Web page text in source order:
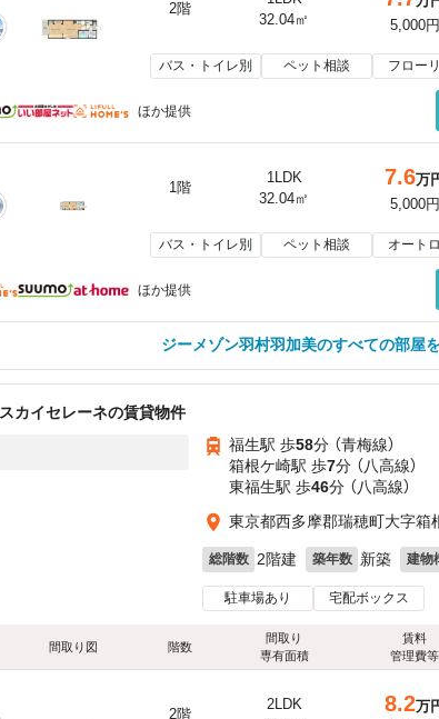
2階
32.04㎡
5,000円
バス・トイレ別 ペット相談 フロー
ほか提供
1階
1LDK
32.04㎡
7.6万
5,000円
バス・トイレ別 ペット相談 オート
ほか提供
ジーメゾン羽村羽加美のすべての部屋
スカイセレーネの賃貸物件
福生駅 歩58分 （青梅線）
箱根ケ崎駅 歩7分 （八高線）
東福生駅 歩46分 （八高線）
東京都西多摩郡瑞穂町大字箱
総階数 2階建 築年数 新築 建物
駐車場あり 宅配ボックス
間取り図 階数
間取り
専有面積
賃料
管理費等
2階
2LDK
8.2万